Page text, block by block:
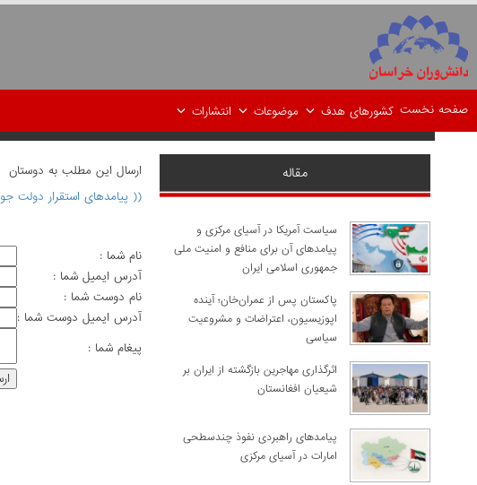
صفحه نخست کشورهای هدف موضوعات انتشارات
مقاله
سیاست آمریکا در آسیای مرکزی و
پیامدهای آن برای منافع و امنیت ملی
جمهوری اسلامی ایران
پاکستان پس از عمران‌خان؛ آینده
اپوزیسیون، اعتراضات و مشروعیت
سیاسی
اثرگذاری مهاجرین بازگشته از ایران بر
شیعیان افغانستان
پیامدهای راهبردی نفوذ چندسطحی
امارات در آسیای مرکزی
ارسال اين مطلب به دوستان
(( پیامدهای استقرار دولت
نام شما :
آدرس ايميل شما :
نام دوست شما :
آدرس ايميل دوست شما :
پيغام شما :